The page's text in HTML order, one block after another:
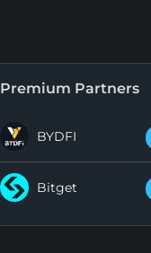
Premium Partners
BYDFI
Bitget